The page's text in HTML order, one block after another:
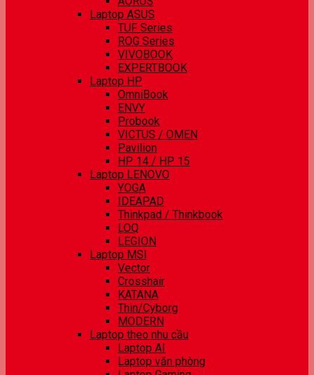
Laptop ASUS
TUF Series
ROG Series
VIVOBOOK
EXPERTBOOK
Laptop HP
OmniBook
ENVY
Probook
VICTUS / OMEN
Pavilion
HP 14 / HP 15
Laptop LENOVO
YOGA
IDEAPAD
Thinkpad / Thinkbook
LOQ
LEGION
Laptop MSI
Vector
Crosshair
KATANA
Thin/Cyborg
MODERN
Laptop theo nhu cầu
Laptop AI
Laptop văn phòng